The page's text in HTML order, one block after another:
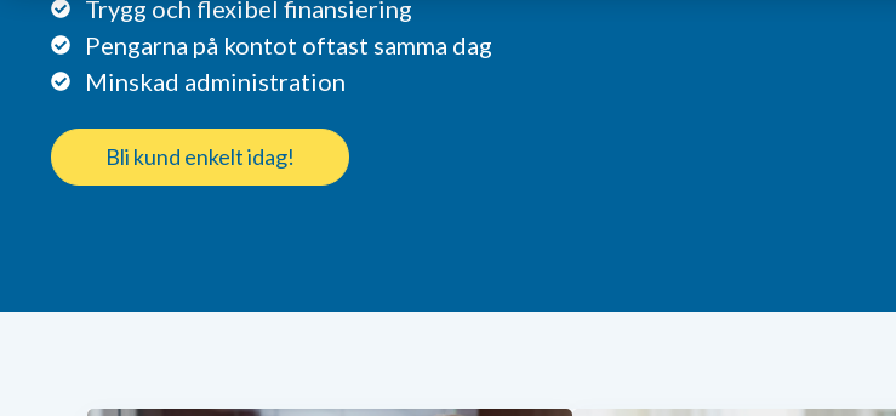
Trygg och flexibel finansiering
Pengarna på kontot oftast samma dag
Minskad administration
Bli kund enkelt idag!